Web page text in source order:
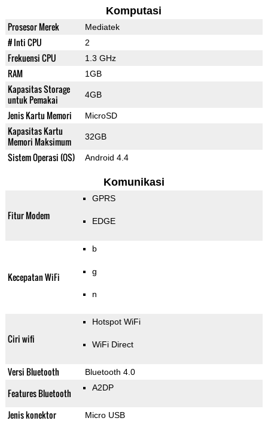
Komputasi
Prosesor Merek Mediatek
# Inti CPU 2
Frekuensi CPU 1.3 GHz
RAM 1GB
Kapasitas Storage
untuk Pemakai
4GB
Jenis Kartu Memori MicroSD
Kapasitas Kartu
Memori Maksimum
32GB
Sistem Operasi (OS) Android 4.4
Komunikasi
Fitur Modem
GPRS
EDGE
Kecepatan WiFi
b
g
n
Ciri wifi
Hotspot WiFi
WiFi Direct
Versi Bluetooth Bluetooth 4.0
Features Bluetooth A2DP
Jenis konektor Micro USB